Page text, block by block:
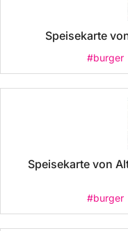
Speisekarte
#burger
Speisekarte von
#burger